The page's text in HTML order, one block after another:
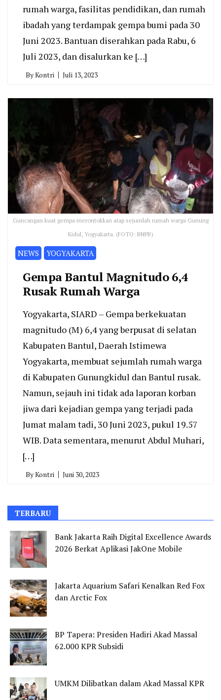
rumah warga, fasilitas pendidikan, dan rumah
ibadah yang terdampak gempa bumi pada 30
Juni 2023. Bantuan diserahkan pada Rabu, 6
Juli 2023, dan disalurkan ke […]
ByKontri Juli 13, 2023
Guncangan kuat gempa merontokkan atap sejumlah rumah warga Gunung
Kidul, Yogyakarta. (FOTO: BNPB)
NEWS YOGYAKARTA
Gempa Bantul Magnitudo 6,4
Rusak Rumah Warga
Yogyakarta, SIARD – Gempa berkekuatan
magnitudo (M) 6,4 yang berpusat di selatan
Kabupaten Bantul, Daerah Istimewa
Yogyakarta, membuat sejumlah rumah warga
di Kabupaten Gunungkidul dan Bantul rusak.
Namun, sejauh ini tidak ada laporan korban
jiwa dari kejadian gempa yang terjadi pada
Jumat malam tadi, 30 Juni 2023, pukul 19.57
WIB. Data sementara, menurut Abdul Muhari,
[…]
ByKontri Juni 30, 2023
TERBARU
Bank Jakarta Raih Digital Excellence Awards
2026 Berkat Aplikasi JakOne Mobile
Jakarta Aquarium Safari Kenalkan Red Fox
dan Arctic Fox
BP Tapera: Presiden Hadiri Akad Massal
62.000 KPR Subsidi
UMKM Dilibatkan dalam Akad Massal KPR